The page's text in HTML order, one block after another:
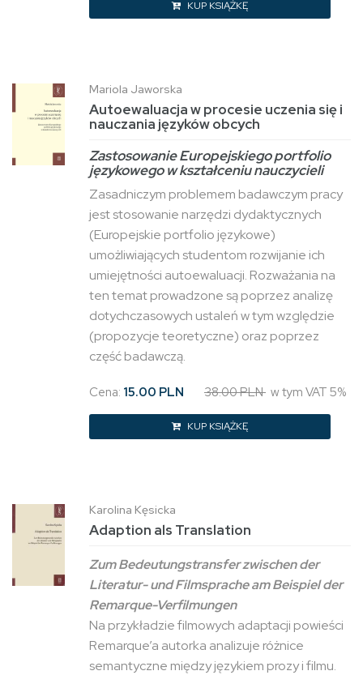
KUP KSIĄŻKĘ
Mariola Jaworska
Autoewaluacja w procesie uczenia się i
nauczania języków obcych
Zastosowanie Europejskiego portfolio
językowego w kształceniu nauczycieli
Zasadniczym problemem badawczym pracy
jest stosowanie narzędzi dydaktycznych
(Europejskie portfolio językowe)
umożliwiających studentom rozwijanie ich
umiejętności autoewaluacji. Rozważania na
ten temat prowadzone są poprzez analizę
dotychczasowych ustaleń w tym względzie
(propozycje teoretyczne) oraz poprzez
część badawczą.
Cena: 15.00 PLN 38.00 PLN w tym VAT 5%
KUP KSIĄŻKĘ
Karolina Kęsicka
Adaption als Translation
Zum Bedeutungstransfer zwischen der
Literatur- und Filmsprache am Beispiel der
Remarque-Verfilmungen
Na przykładzie filmowych adaptacji powieści
Remarque’a autorka analizuje różnice
semantyczne między językiem prozy i filmu.